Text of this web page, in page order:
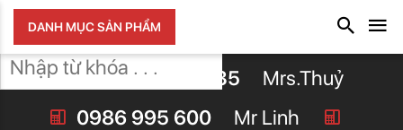
DANH MỤC SẢN PHẨM
0942.228.335
Mrs.Thuỷ
0986 995 600
Mr Linh